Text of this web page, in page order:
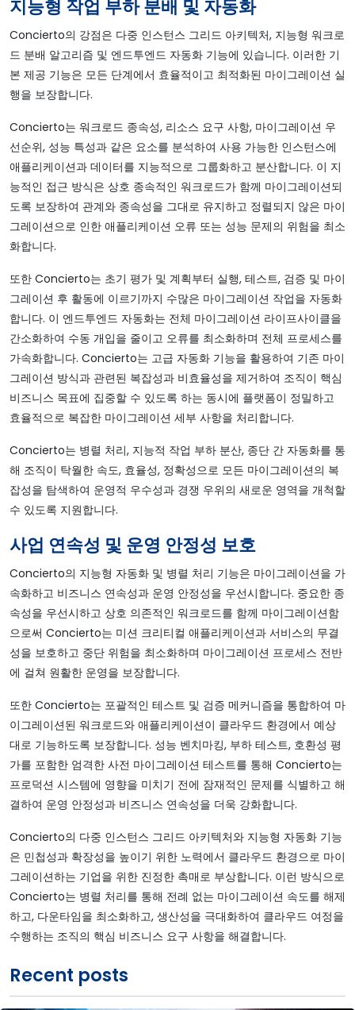
지능형 작업 부하 분배 및 자동화
Concierto의 강점은 다중 인스턴스 그리드 아키텍처, 지능형 워크로
드 분배 알고리즘 및 엔드투엔드 자동화 기능에 있습니다. 이러한 기
본 제공 기능은 모든 단계에서 효율적이고 최적화된 마이그레이션 실
행을 보장합니다.
Concierto는 워크로드 종속성, 리소스 요구 사항, 마이그레이션 우
선순위, 성능 특성과 같은 요소를 분석하여 사용 가능한 인스턴스에
애플리케이션과 데이터를 지능적으로 그룹화하고 분산합니다. 이 지
능적인 접근 방식은 상호 종속적인 워크로드가 함께 마이그레이션되
도록 보장하여 관계와 종속성을 그대로 유지하고 정렬되지 않은 마이
그레이션으로 인한 애플리케이션 오류 또는 성능 문제의 위험을 최소
화합니다.
또한 Concierto는 초기 평가 및 계획부터 실행, 테스트, 검증 및 마이
그레이션 후 활동에 이르기까지 수많은 마이그레이션 작업을 자동화
합니다. 이 엔드투엔드 자동화는 전체 마이그레이션 라이프사이클을
간소화하여 수동 개입을 줄이고 오류를 최소화하며 전체 프로세스를
가속화합니다. Concierto는 고급 자동화 기능을 활용하여 기존 마이
그레이션 방식과 관련된 복잡성과 비효율성을 제거하여 조직이 핵심
비즈니스 목표에 집중할 수 있도록 하는 동시에 플랫폼이 정밀하고
효율적으로 복잡한 마이그레이션 세부 사항을 처리합니다.
Concierto는 병렬 처리, 지능적 작업 부하 분산, 종단 간 자동화를 통
해 조직이 탁월한 속도, 효율성, 정확성으로 모든 마이그레이션의 복
잡성을 탐색하여 운영적 우수성과 경쟁 우위의 새로운 영역을 개척할
수 있도록 지원합니다.
사업 연속성 및 운영 안정성 보호
Concierto의 지능형 자동화 및 병렬 처리 기능은 마이그레이션을 가
속화하고 비즈니스 연속성과 운영 안정성을 우선시합니다. 중요한 종
속성을 우선시하고 상호 의존적인 워크로드를 함께 마이그레이션함
으로써 Concierto는 미션 크리티컬 애플리케이션과 서비스의 무결
성을 보호하고 중단 위험을 최소화하며 마이그레이션 프로세스 전반
에 걸쳐 원활한 운영을 보장합니다.
또한 Concierto는 포괄적인 테스트 및 검증 메커니즘을 통합하여 마
이그레이션된 워크로드와 애플리케이션이 클라우드 환경에서 예상
대로 기능하도록 보장합니다. 성능 벤치마킹, 부하 테스트, 호환성 평
가를 포함한 엄격한 사전 마이그레이션 테스트를 통해 Concierto는
프로덕션 시스템에 영향을 미치기 전에 잠재적인 문제를 식별하고 해
결하여 운영 안정성과 비즈니스 연속성을 더욱 강화합니다.
Concierto의 다중 인스턴스 그리드 아키텍처와 지능형 자동화 기능
은 민첩성과 확장성을 높이기 위한 노력에서 클라우드 환경으로 마이
그레이션하는 기업을 위한 진정한 촉매로 부상합니다. 이런 방식으로
Concierto는 병렬 처리를 통해 전례 없는 마이그레이션 속도를 해제
하고, 다운타임을 최소화하고, 생산성을 극대화하여 클라우드 여정을
수행하는 조직의 핵심 비즈니스 요구 사항을 해결합니다.
Recent posts